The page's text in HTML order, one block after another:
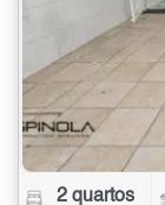
2 quartos